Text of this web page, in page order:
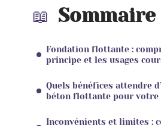
Sommaire
Fondation flottante :
principe et les usages
Quels bénéfices attendre
béton flottante pour votre
Inconvénients et limites :